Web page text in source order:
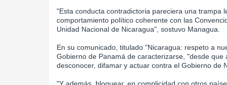
"Esta conducta contradictoria pareciera una trampa
comportamiento político coherente con las
Unidad Nacional de Nicaragua", sostuvo Managua.
En su comunicado, titulado "Nicaragua: respeto a
Gobierno de Panamá de caracterizarse, "desde
desconocer, difamar y actuar contra el Gobierno de
"Y además, bloquear, en complicidad con otros